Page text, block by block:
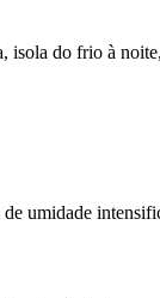
isola do frio à
umidade